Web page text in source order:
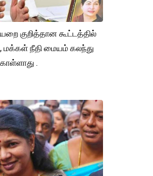
குறித்தான கூட்டத்தில்
மக்கள் நீதி மையம் கலந்து
.